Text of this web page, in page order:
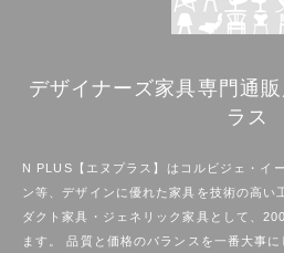
デザイナーズ家具専門通
ラス
N PLUS【エヌプラス】はコルビジェ・イ
ン等、デザインに優れた家具を技術の高い
ダクト家具・ジェネリック家具として、
ます。 品質と価格のバランスを一番大事